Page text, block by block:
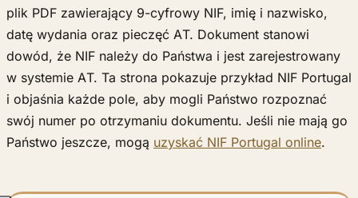
plik PDF zawierający 9-cyfrowy NIF, imię i nazwisko,
datę wydania oraz pieczęć AT. Dokument stanowi
dowód, że NIF należy do Państwa i jest zarejestrowany
w systemie AT. Ta strona pokazuje przykład NIF Portugal
i objaśnia każde pole, aby mogli Państwo rozpoznać
swój numer po otrzymaniu dokumentu. Jeśli nie mają go
Państwo jeszcze, mogą uzyskać NIF Portugal online.